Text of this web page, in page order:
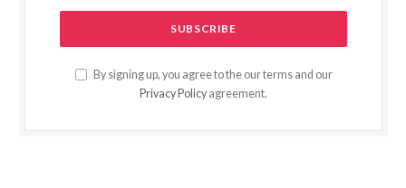
By signing up, you agree to the our terms and our
Privacy Policy agreement.